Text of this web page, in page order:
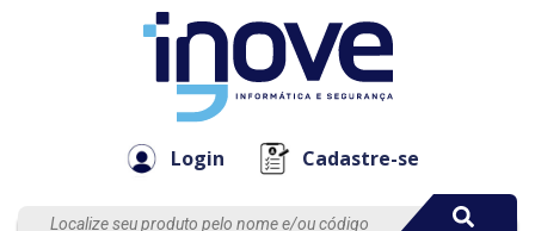
Login Cadastre-se
EmpresaAutomação